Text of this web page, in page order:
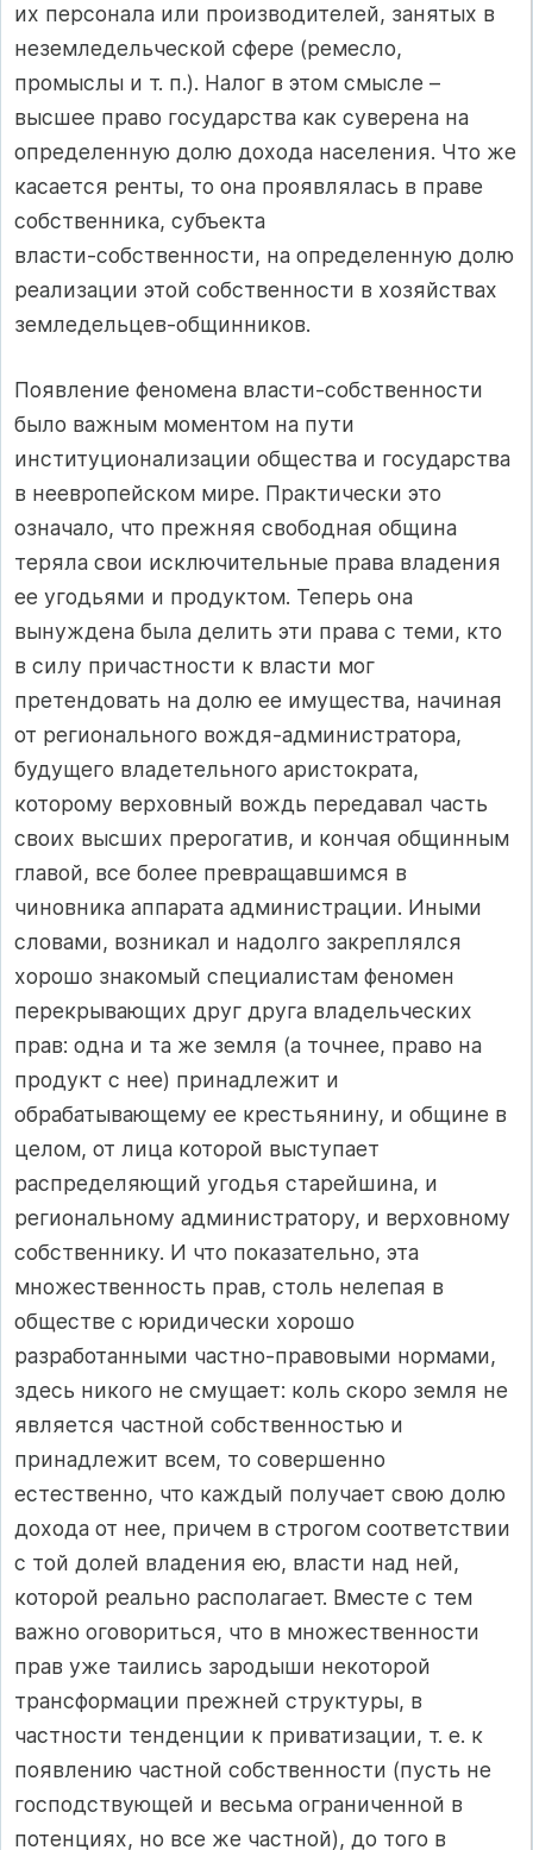
их персонала или производителей, занятых в
неземледельческой сфере (ремесло,
промыслы и т. п.). Налог в этом смысле –
высшее право государства как суверена на
определенную долю дохода населения. Что же
касается ренты, то она проявлялась в праве
собственника, субъекта
власти‑собственности, на определенную долю
реализации этой собственности в хозяйствах
земледельцев‑общинников.
Появление феномена власти‑собственности
было важным моментом на пути
институционализации общества и государства
в неевропейском мире. Практически это
означало, что прежняя свободная община
теряла свои исключительные права владения
ее угодьями и продуктом. Теперь она
вынуждена была делить эти права с теми, кто
в силу причастности к власти мог
претендовать на долю ее имущества, начиная
от регионального вождя‑администратора,
будущего владетельного аристократа,
которому верховный вождь передавал часть
своих высших прерогатив, и кончая общинным
главой, все более превращавшимся в
чиновника аппарата администрации. Иными
словами, возникал и надолго закреплялся
хорошо знакомый специалистам феномен
перекрывающих друг друга владельческих
прав: одна и та же земля (а точнее, право на
продукт с нее) принадлежит и
обрабатывающему ее крестьянину, и общине в
целом, от лица которой выступает
распределяющий угодья старейшина, и
региональному администратору, и верховному
собственнику. И что показательно, эта
множественность прав, столь нелепая в
обществе с юридически хорошо
разработанными частно‑правовыми нормами,
здесь никого не смущает: коль скоро земля не
является частной собственностью и
принадлежит всем, то совершенно
естественно, что каждый получает свою долю
дохода от нее, причем в строгом соответствии
с той долей владения ею, власти над ней,
которой реально располагает. Вместе с тем
важно оговориться, что в множественности
прав уже таились зародыши некоторой
трансформации прежней структуры, в
частности тенденции к приватизации, т. е. к
появлению частной собственности (пусть не
господствующей и весьма ограниченной в
потенциях, но все же частной), до того в